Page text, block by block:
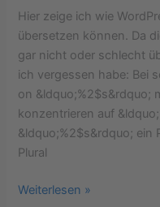
Hier zeige ich wie
übersetzen können. Da
gar nicht oder schlecht
ich vergessen habe: Bei
on &ldquo;%2$s&rdquo;
konzentrieren auf
&ldquo;%2$s&rdquo; ein
Plural
Plugins
Weiterlesen »